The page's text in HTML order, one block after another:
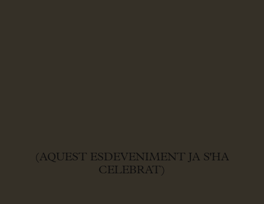
(AQUEST ESDEVENIMENT JA S'HA
CELEBRAT)